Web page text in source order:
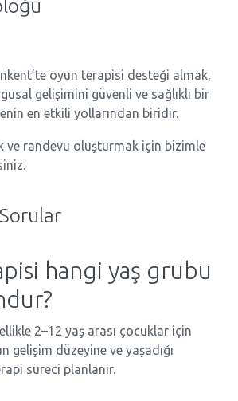
oyun terapisi desteği almak,
gelişimini güvenli ve sağlıklı bir
en etkili yollarından biridir.
ve randevu oluşturmak için bizimle
hangi yaş grubu
2–12 yaş arası çocuklar için
gelişim düzeyine ve yaşadığı
süreci planlanır.